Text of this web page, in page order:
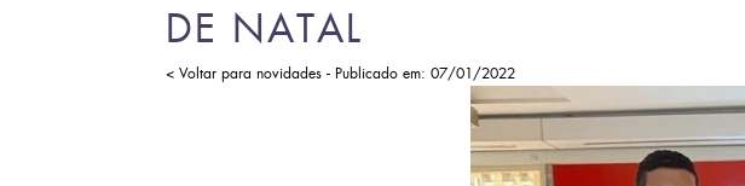
DE NATAL
< Voltar para novidades - Publicado em: 07/01/2022